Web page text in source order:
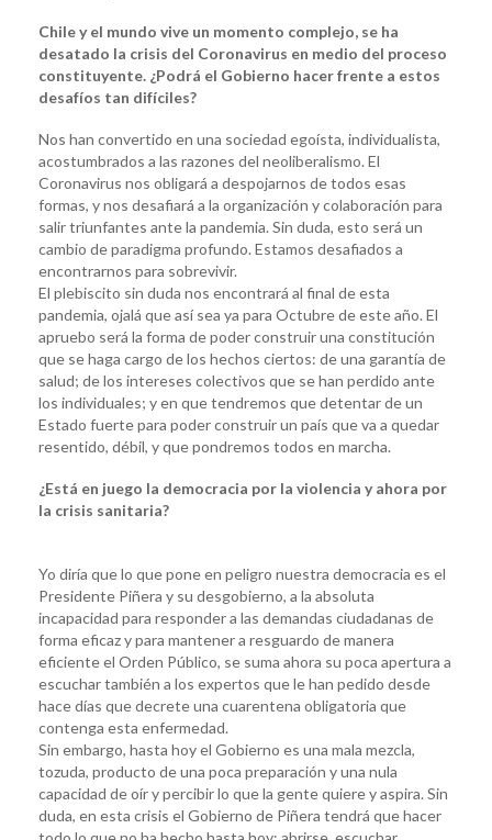
Chile y el mundo vive un momento complejo, se ha
desatado la crisis del Coronavirus en medio del proceso
constituyente. ¿Podrá el Gobierno hacer frente a estos
desafíos tan difíciles?
Nos han convertido en una sociedad egoísta, individualista,
acostumbrados a las razones del neoliberalismo. El
Coronavirus nos obligará a despojarnos de todos esas
formas, y nos desafiará a la organización y colaboración para
salir triunfantes ante la pandemia. Sin duda, esto será un
cambio de paradigma profundo. Estamos desafiados a
encontrarnos para sobrevivir.
El plebiscito sin duda nos encontrará al final de esta
pandemia, ojalá que así sea ya para Octubre de este año. El
apruebo será la forma de poder construir una constitución
que se haga cargo de los hechos ciertos: de una garantía de
salud; de los intereses colectivos que se han perdido ante
los individuales; y en que tendremos que detentar de un
Estado fuerte para poder construir un país que va a quedar
resentido, débil, y que pondremos todos en marcha.
¿Está en juego la democracia por la violencia y ahora por
la crisis sanitaria?
Yo diría que lo que pone en peligro nuestra democracia es el
Presidente Piñera y su desgobierno, a la absoluta
incapacidad para responder a las demandas ciudadanas de
forma eficaz y para mantener a resguardo de manera
eficiente el Orden Público, se suma ahora su poca apertura a
escuchar también a los expertos que le han pedido desde
hace días que decrete una cuarentena obligatoria que
contenga esta enfermedad.
Sin embargo, hasta hoy el Gobierno es una mala mezcla,
tozuda, producto de una poca preparación y una nula
capacidad de oír y percibir lo que la gente quiere y aspira. Sin
duda, en esta crisis el Gobierno de Piñera tendrá que hacer